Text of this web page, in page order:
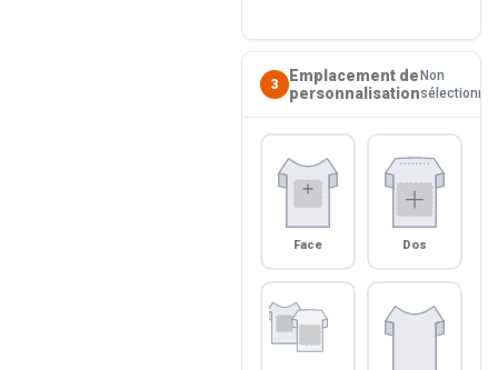
3
Emplacement de
personnalisation
Non
sélectionné
Face Dos